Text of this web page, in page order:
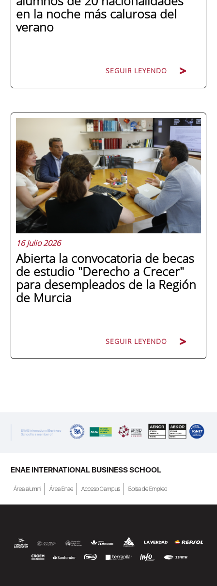
en la noche más calurosa del
verano
SEGUIR LEYENDO
La promoción 2025/2026 de ENAE Business
School se convirtió en una de las más
internacionales de la historia de la escuela
en una ceremonia celebrada en Murcia
con 44 grados y más de 600 asistentes.
Ricardo Navarro, vicepresidente senior de
Generac Power Systems en Estados Unidos
y antiguo alumno...
16 Julio 2026
Abierta la convocatoria de becas
de estudio "Derecho a Crecer"
para desempleados de la Región
de Murcia
SEGUIR LEYENDO
a Crecer". El programa está dirigido a
personas inscritas como demandantes de
becas de estudio parciales (50%), además
de al menos una beca...
ENAE INTERNATIONAL BUSINESS SCHOOL
Área alumni Área Enae Acceso Campus Bolsa de Empleo